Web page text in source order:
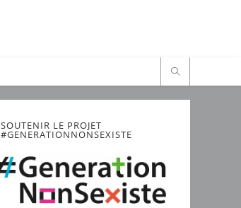
SOUTENIR LE PROJET
#GENERATIONNONSEXISTE